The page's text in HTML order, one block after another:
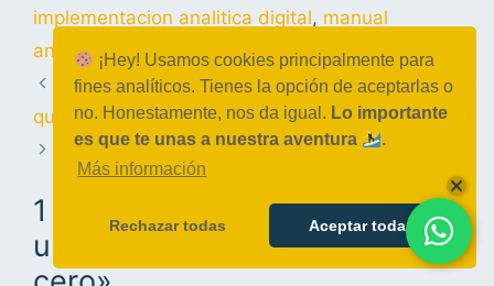
¡Hey! Usamos cookies principalmente para
fines analíticos. Tienes la opción de aceptarlas o
no. Honestamente, nos da igual. Lo importante
es que te unas a nuestra aventura
.
Más información
Rechazar todas Aceptar todas
implementacion analitica digital, manual
analítica
#17 Privacidad, SuperCookie y todo esto
que nos viene encima…
Cómo diseñar un super KPI: el número
1 comentario en «Creando
una Guía de etiquetado desde